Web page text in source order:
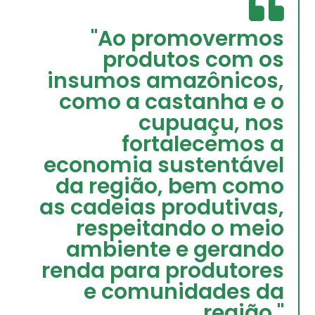
"Ao promovermos
produtos com os
insumos amazônicos,
como a castanha e o
cupuaçu, nos
fortalecemos a
economia sustentável
da região, bem como
as cadeias produtivas,
respeitando o meio
ambiente e gerando
renda para produtores
e comunidades da